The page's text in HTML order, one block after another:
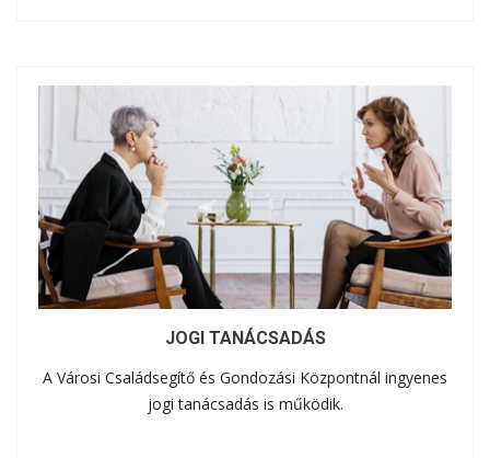
JOGI TANÁCSADÁS
A Városi Családsegítő és Gondozási Központnál ingyenes
jogi tanácsadás is működik.